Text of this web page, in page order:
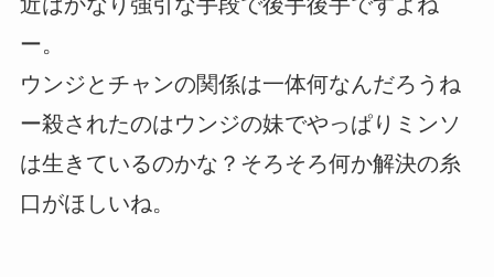
ー。
ウンジとチャンの関係は一体何なんだろうね
ー殺されたのはウンジの妹でやっぱりミンソ
は生きているのかな？そろそろ何か解決の糸
口がほしいね。